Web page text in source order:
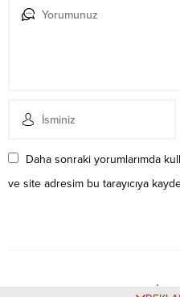
Daha sonraki yorumlarımda
ve site adresim bu tarayıcıya
Henüz yorum yapılmamış. İlk